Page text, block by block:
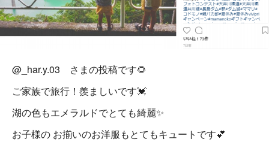
@_har.y.03 さまの投稿です🌻
ご家族で旅行！羨ましいです💓
湖の色もエメラルドでとても綺麗✨
お子様の お揃いのお洋服もとてもキュートです💕